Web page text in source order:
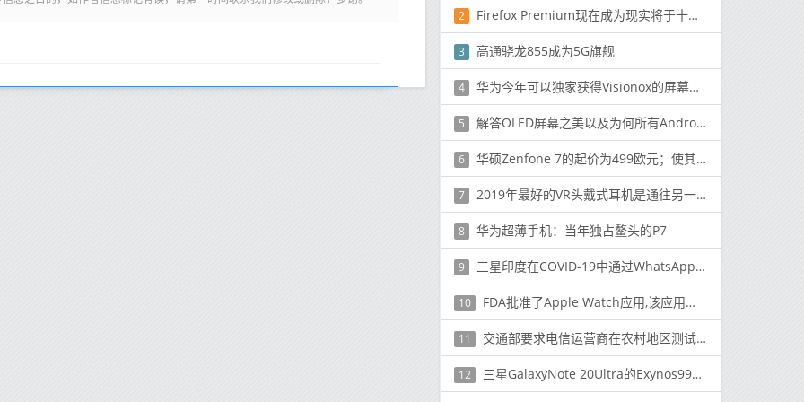
2 Firefox Premium现在成为现实将于十月发布
3 高通骁龙855成为5G旗舰
4 华为今年可以独家获得Visionox的屏幕下摄像头解决方案
5 解答OLED屏幕之美以及为何所有Android设备都应使用它们
6 华硕Zenfone 7的起价为499欧元；使其成为最便宜的SD865 +手机之一
7 2019年最好的VR头戴式耳机是通往另一个世界的最佳门户
8 华为超薄手机：当年独占鳌头的P7
9 三星印度在COVID-19中通过WhatsApp引入了客户服务
10 FDA批准了Apple Watch应用,该应用可帮助治疗与PTSD相关的疾病
11 交通部要求电信运营商在农村地区测试5G，并分配低于6GHz的频段和毫米波频谱
12 三星GalaxyNote 20Ultra的Exynos990基准泄漏,性能没有重大改善